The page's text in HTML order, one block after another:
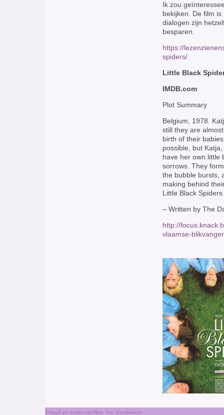
Ik zou
bekijken. De film
dialogen zijn
besparen.
https://
spiders/
Little Black
IMDB.com
Plot Summary
Belgium, 1978.
still they are
birth of their
possible, but
have her own little
sorrows. They
the bubble bursts,
making behind
Little Black
– Written by The
http://
vlaamse-
Inhoud en auteursrechten: Ina Vandewijer